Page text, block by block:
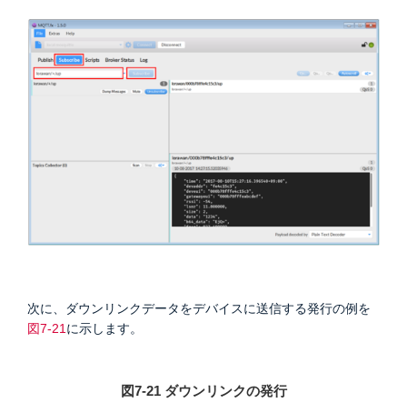
次に、ダウンリンクデータをデバイスに送信する発行の例を
図7-21に示します。
図7-21 ダウンリンクの発行